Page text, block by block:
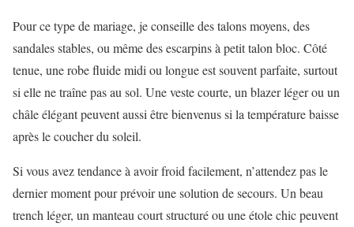
Pour ce type de mariage, je conseille des talons moyens, des
sandales stables, ou même des escarpins à petit talon bloc. Côté
tenue, une robe fluide midi ou longue est souvent parfaite, surtout
si elle ne traîne pas au sol. Une veste courte, un blazer léger ou un
châle élégant peuvent aussi être bienvenus si la température baisse
après le coucher du soleil.
Si vous avez tendance à avoir froid facilement, n’attendez pas le
dernier moment pour prévoir une solution de secours. Un beau
trench léger, un manteau court structuré ou une étole chic peuvent